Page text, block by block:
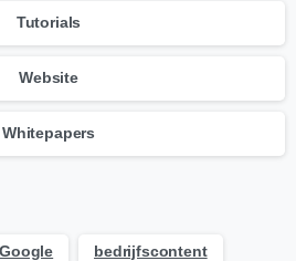
Tutorials
Website
Whitepapers
bedrijfscontent